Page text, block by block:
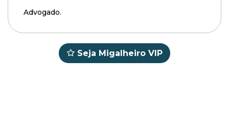
Advogado.
Seja Migalheiro VIP